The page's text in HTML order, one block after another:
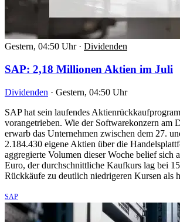
Gestern, 04:50 Uhr · Dividenden
SAP: 2,18 Millionen Aktien im Juli
Dividenden · Gestern, 04:50 Uhr
SAP hat sein laufendes
vorangetrieben. Wie der Softwarekonzern am
erwarb das Unternehmen zwischen dem 27.
2.184.430 eigene Aktien über die
aggregierte Volumen dieser Woche belief sich
Euro, der durchschnittliche Kaufkurs lag bei
Rückkäufe zu deutlich niedrigeren Kursen als
SAP